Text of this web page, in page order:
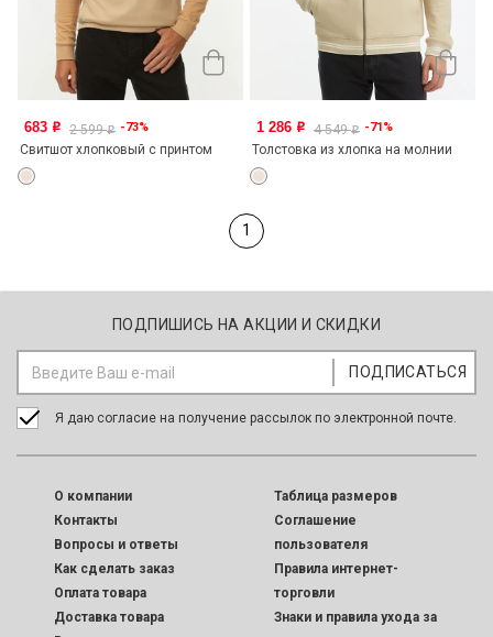
683 o 2 599o -73%
Свитшот хлопковый с принтом
1 286 o 4 549o -71%
Толстовка из хлопка на молнии
1
ПОДПИШИСЬ НА АКЦИИ И СКИДКИ
Я даю согласие на получение рассылок по электронной почте.
O компании
Контакты
Вопросы и ответы
Как сделать заказ
Оплата товара
Доставка товара
Таблица размеров
Соглашение
пользователя
Правила интернет-
торговли
Знаки и правила ухода за